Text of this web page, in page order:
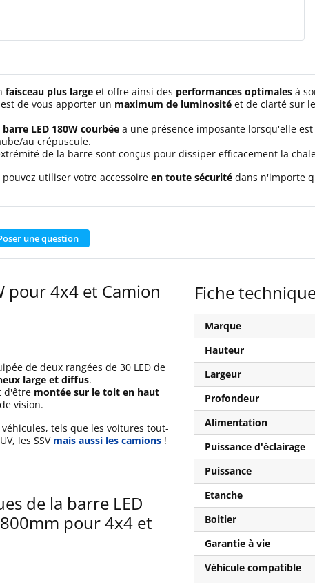
faisceau plus large et offre ainsi des performances optimales à
est de vous apporter un maximum de luminosité et de clarté sur
barre LED 180W courbée a une présence imposante lorsqu'elle est
au crépuscule.
de la barre sont conçus pour dissiper efficacement la
utiliser votre accessoire en toute sécurité dans n'importe
une question
pour 4x4 et Camion
de deux rangées de 30 LED de
large et diffus.
d'être montée sur le toit en haut
vision.
tels que les voitures tout-
les SSV mais aussi les camions !
de la barre LED
pour 4x4 et
Fiche
Marque
Hauteur
Largeur
Profondeur
Alimentation
Puissance d'éclairage
Puissance
Etanche
Boitier
Garantie à vie
Véhicule compatible